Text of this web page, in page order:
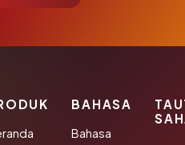
BAHASA
Bahasa